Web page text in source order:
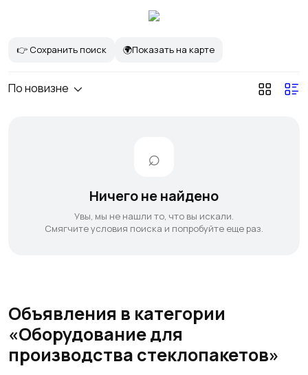
👉 Сохранить поиск 🌍Показать на карте
По новизне
Ничего не найдено
Увы, мы не нашли то, что вы искали.
Смягчите условия поиска и попробуйте еще раз.
Объявления в категории
«Оборудование для
производства стеклопакетов»